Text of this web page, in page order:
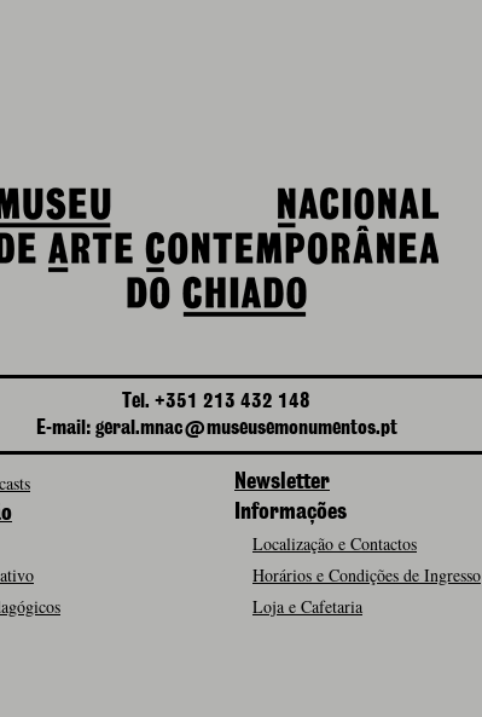
Tel. +351 213 432 148
E-mail: geral.mnac@museusemonumentos.pt
Newsletter
Informações
Localização e Contactos
Horários e Condições de Ingresso
Loja e Cafetaria